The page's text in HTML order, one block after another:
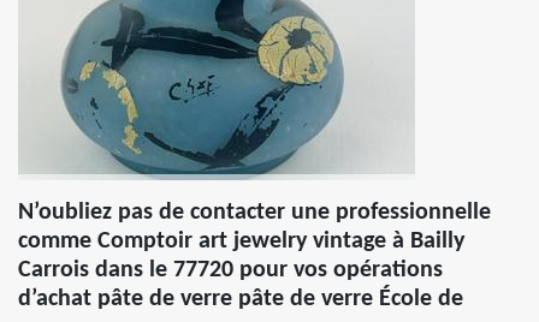
N’oubliez pas de contacter une professionnelle
comme Comptoir art jewelry vintage à Bailly
Carrois dans le 77720 pour vos opérations
d’achat pâte de verre pâte de verre École de